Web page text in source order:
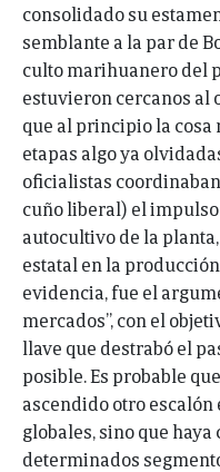
consolidado su
semblante a la par de
culto marihuanero del
estuvieron cercanos al
que al principio la cosa
etapas algo ya
oficialistas
cuño liberal) el
autocultivo de la
estatal en la
evidencia, fue el
mercados”, con el
llave que destrabó el
posible. Es probable
ascendido otro escalón
globales, sino que
determinados